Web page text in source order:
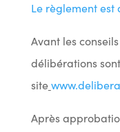
Le règlement est
Avant les
délibérations
site
Après